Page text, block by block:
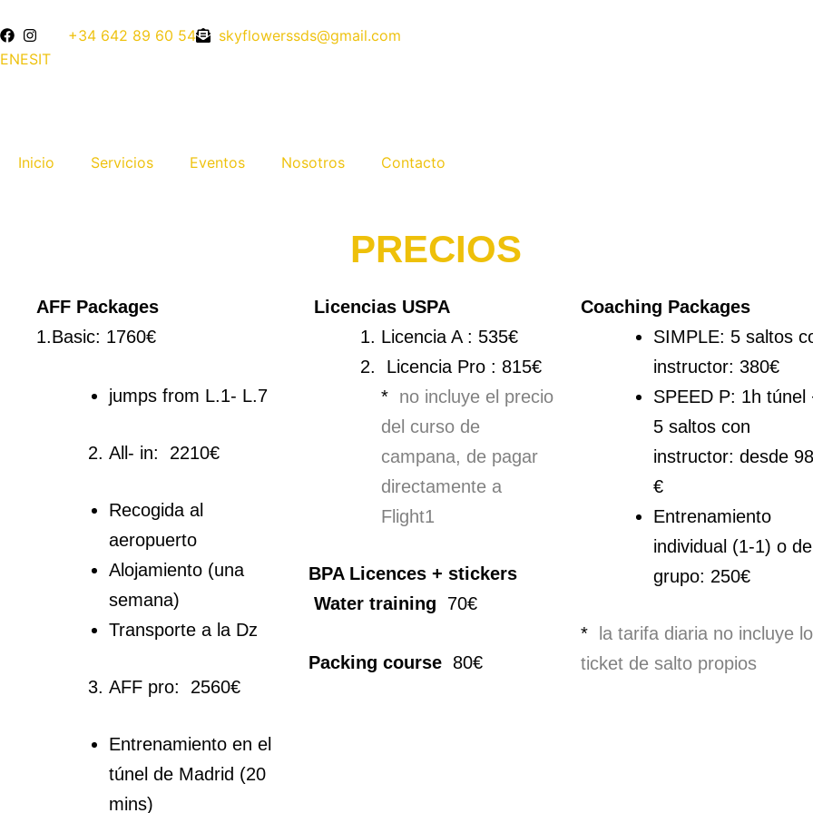
al
contenido
+34 642 89 60 54
skyflowerssds@gmail.com
ENESIT
Inicio Servicios Eventos Nosotros Contacto
PRECIOS
AFF Packages
1.Basic: 1760€
jumps from L.1- L.7
All- in: 2210€
Recogida al
aeropuerto
Alojamiento (una
semana)
Transporte a la Dz
AFF pro: 2560€
Entrenamiento en el
túnel de Madrid (20
mins)
Licencias USPA
Licencia A : 535€
Licencia Pro : 815€
* no incluye el precio
del curso de
campana, de pagar
directamente a
Flight1
BPA Licences + stickers
Water training 70€
Packing course 80€
Coaching Packages
SIMPLE: 5 saltos
instructor: 380€
SPEED P: 1h túnel
5 saltos con
instructor: desde
€
Entrenamiento
individual (1-1) o de
grupo: 250€
*
la tarifa diaria no incluye
ticket de salto propios